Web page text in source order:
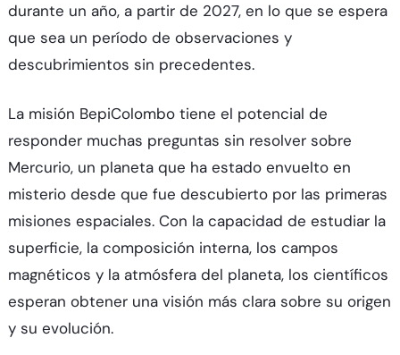
durante un año, a partir de 2027, en lo que se espera
que sea un período de observaciones y
descubrimientos sin precedentes.
La misión BepiColombo tiene el potencial de
responder muchas preguntas sin resolver sobre
Mercurio, un planeta que ha estado envuelto en
misterio desde que fue descubierto por las primeras
misiones espaciales. Con la capacidad de estudiar la
superficie, la composición interna, los campos
magnéticos y la atmósfera del planeta, los científicos
esperan obtener una visión más clara sobre su origen
y su evolución.